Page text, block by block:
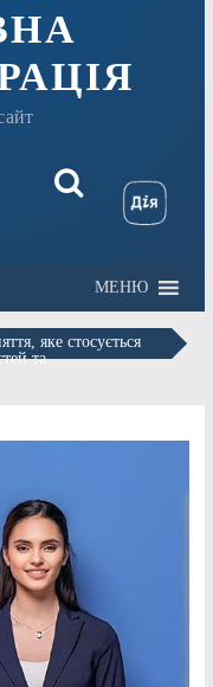
МЕНЮ
яке стосується
та